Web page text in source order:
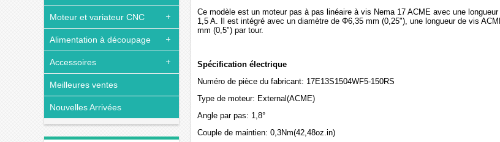
Moteur et variateur CNC
Alimentation à découpage
Accessoires
Meilleures ventes
Nouvelles Arrivées
Ce modèle est un moteur pas à pas linéaire à vis Nema 17 ACME avec une
1,5 A. Il est intégré avec un diamètre de Φ6,35 mm (0,25"), une longueur de vis
mm (0,5") par tour.
Spécification électrique
Numéro de pièce du fabricant: 17E13S1504WF5-150RS
Type de moteur: External(ACME)
Angle par pas: 1,8°
Couple de maintien: 0,3Nm(42,48oz.in)